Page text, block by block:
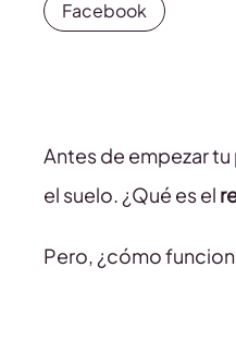
Facebook
Antes de empezar
el suelo. ¿Qué es el
Pero, ¿cómo